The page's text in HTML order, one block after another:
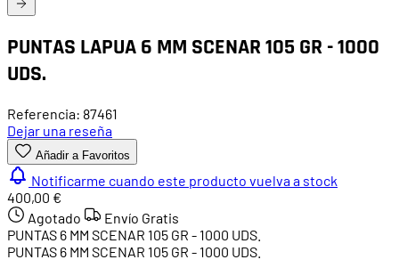
PUNTAS LAPUA 6 MM SCENAR 105 GR - 1000
UDS.
Referencia: 87461
Dejar una reseña
Añadir a Favoritos
Notificarme cuando este producto vuelva a stock
400,00 €
Agotado
Envío Gratis
PUNTAS 6 MM SCENAR 105 GR - 1000 UDS.
PUNTAS 6 MM SCENAR 105 GR - 1000 UDS.